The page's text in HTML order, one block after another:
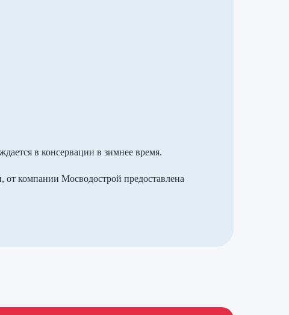
в консервации в зимнее время.
компании Мосводострой предоставлена